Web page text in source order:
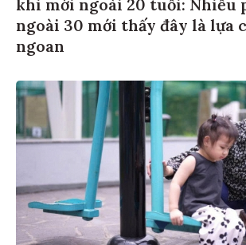
ngoài 30 mới thấy đây là lựa
ngoan